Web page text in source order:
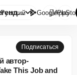
Дэвид Аллан Коу умер: Легендар...
Русский GooglePlay

Подписаться
автор-
This Job and